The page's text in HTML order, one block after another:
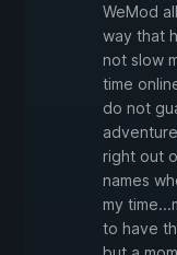
WeMod
way that
not slow
time
do not
right out
names
my
to have